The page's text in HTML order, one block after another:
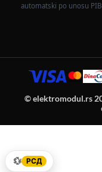
automatski po unosu
© elektromodul.rs
💱 РСД